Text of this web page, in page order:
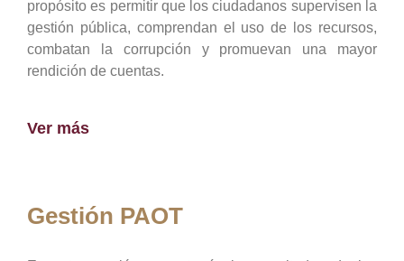
propósito es permitir que los ciudadanos supervisen la
gestión pública, comprendan el uso de los recursos,
combatan la corrupción y promuevan una mayor
rendición de cuentas.
Ver más
Gestión PAOT